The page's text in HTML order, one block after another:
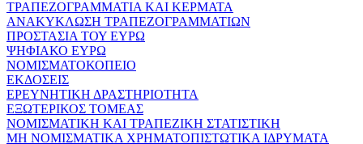
ΤΡΑΠΕΖΟΓΡΑΜΜΑΤΙΑ ΚΑΙ ΚΕΡΜΑΤΑ
ΑΝΑΚΥΚΛΩΣΗ ΤΡΑΠΕΖΟΓΡΑΜΜΑΤΙΩΝ
ΠΡΟΣΤΑΣΙΑ ΤΟΥ ΕΥΡΩ
ΨΗΦΙΑΚΟ ΕΥΡΩ
ΝΟΜΙΣΜΑΤΟΚΟΠΕΙΟ
ΕΚΔΟΣΕΙΣ
ΕΡΕΥΝΗΤΙΚΗ ΔΡΑΣΤΗΡΙΟΤΗΤΑ
ΕΞΩΤΕΡΙΚΟΣ ΤΟΜΕΑΣ
ΝΟΜΙΣΜΑΤΙΚΗ ΚΑΙ ΤΡΑΠΕΖΙΚΗ ΣΤΑΤΙΣΤΙΚΗ
ΜΗ ΝΟΜΙΣΜΑΤΙΚΑ ΧΡΗΜΑΤΟΠΙΣΤΩΤΙΚΑ ΙΔΡΥΜΑΤΑ